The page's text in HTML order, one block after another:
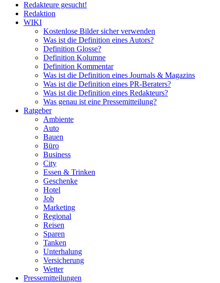
Redakteure gesucht!
Redaktion
WIKI
Kostenlose Bilder sicher verwenden
Was ist die Definition eines Autors?
Definition Glosse?
Definition Kolumne
Definition Kommentar
Was ist die Definition eines Journals & Magazins
Was ist die Definition eines PR-Beraters?
Was ist die Definition eines Redakteurs?
Was genau ist eine Pressemitteilung?
Ratgeber
Ambiente
Auto
Bauen
Büro
Business
City
Essen & Trinken
Geschenke
Hotel
Job
Marketing
Regional
Reisen
Sparen
Tanken
Unterhalung
Versicherung
Wetter
Pressemitteilungen